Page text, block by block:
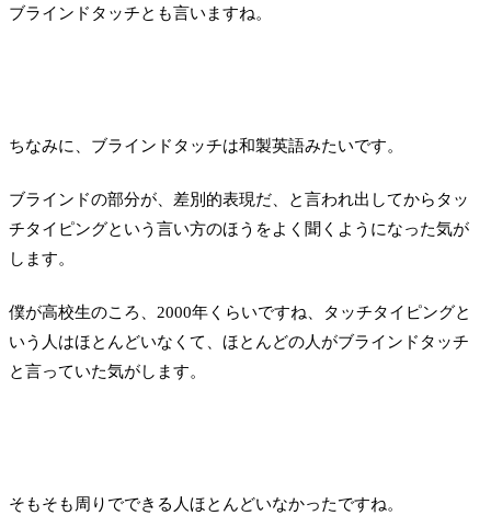
ブラインドタッチとも言いますね。
ちなみに、ブラインドタッチは和製英語みたいです。
ブラインドの部分が、差別的表現だ、と言われ出してからタッ
チタイピングという言い方のほうをよく聞くようになった気が
します。
僕が高校生のころ、2000年くらいですね、タッチタイピングと
いう人はほとんどいなくて、ほとんどの人がブラインドタッチ
と言っていた気がします。
そもそも周りでできる人ほとんどいなかったですね。